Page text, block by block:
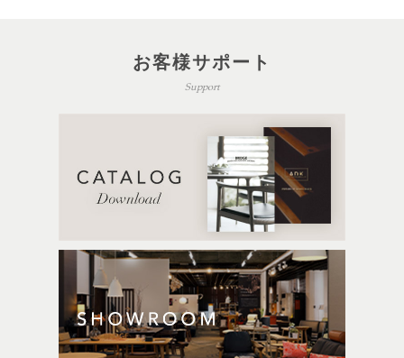
お客様サポート
Support